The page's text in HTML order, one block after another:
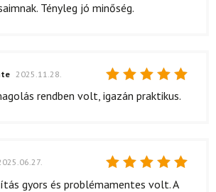
Tényleg jó minőség.
Értékelés:
5
/ 5
2025.11.28.
rendben volt, igazán praktikus.
Értékelés:
gyors és problémamentes volt. A